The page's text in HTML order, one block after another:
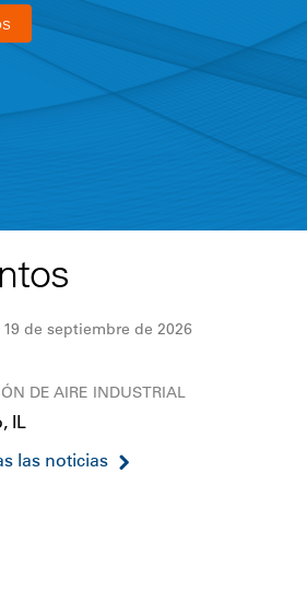
19 de septiembre de 2026
DE AIRE INDUSTRIAL
IL
las noticias